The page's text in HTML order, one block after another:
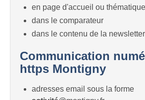
en page d'accueil ou thématique
dans le comparateur
dans le contenu de la newsletter
Communication
https Montigny
adresses email sous la forme